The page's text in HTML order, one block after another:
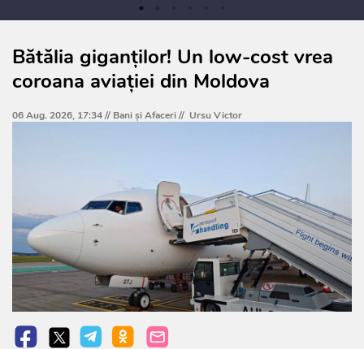
Bătălia giganților! Un low-cost vrea
coroana aviației din Moldova
06 Aug. 2026, 17:34 // Bani și Afaceri// Ursu Victor